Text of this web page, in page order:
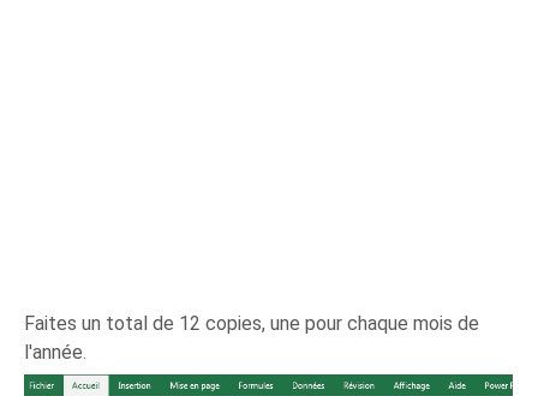
Faites un total de 12 copies, une pour chaque mois de
l'année.